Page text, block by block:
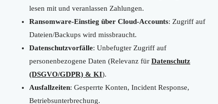
lesen mit und veranlassen Zahlungen.
Ransomware-Einstieg über Cloud-Accounts: Zugriff auf
Dateien/Backups wird missbraucht.
Datenschutzvorfälle: Unbefugter Zugriff auf
personenbezogene Daten (Relevanz für Datenschutz
(DSGVO/GDPR) & KI).
Ausfallzeiten: Gesperrte Konten, Incident Response,
Betriebsunterbrechung.